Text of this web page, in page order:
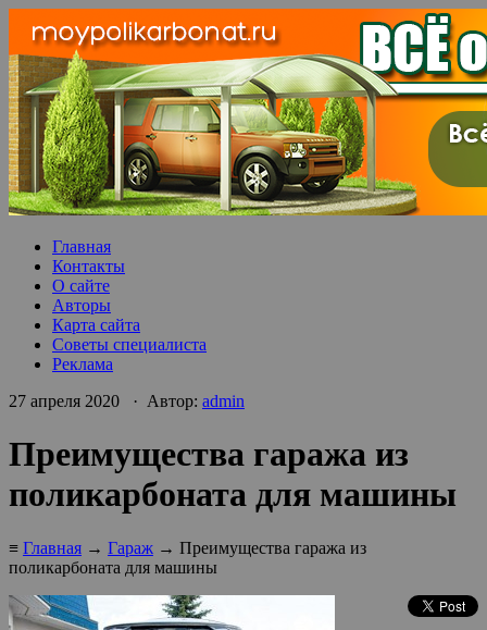
Главная
Контакты
О сайте
Авторы
Карта сайта
Советы специалиста
Реклама
27 апреля 2020 · Автор: admin
Преимущества гаража из
поликарбоната для машины
≡ Главная → Гараж → Преимущества гаража из
поликарбоната для машины